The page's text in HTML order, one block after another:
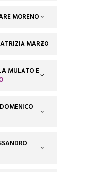
MORENO
MARZO
MULATO E